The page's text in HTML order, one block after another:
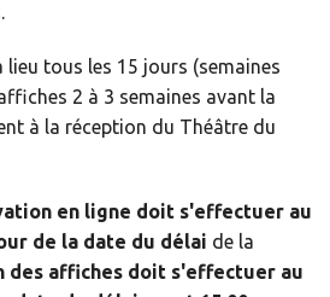
lieu tous les 15 jours (semaines
2 à 3 semaines avant la
à la réception du Théâtre du
en ligne doit s'effectuer au
de la date du délai de la
des affiches doit s'effectuer au